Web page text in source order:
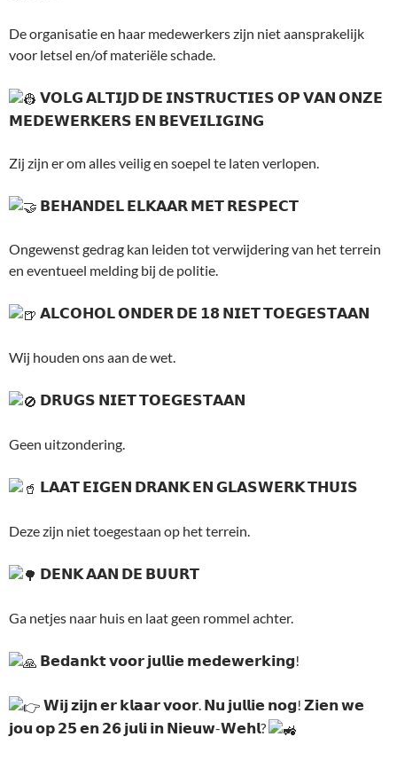
De organisatie en haar medewerkers zijn niet aansprakelijk
voor letsel en/of materiële schade.
𝗩𝗢𝗟𝗚 𝗔𝗟𝗧𝗜𝗝𝗗 𝗗𝗘 𝗜𝗡𝗦𝗧𝗥𝗨𝗖𝗧𝗜𝗘𝗦 𝗢𝗣 𝗩𝗔𝗡 𝗢𝗡𝗭𝗘
𝗠𝗘𝗗𝗘𝗪𝗘𝗥𝗞𝗘𝗥𝗦 𝗘𝗡 𝗕𝗘𝗩𝗘𝗜𝗟𝗜𝗚𝗜𝗡𝗚
Zij zijn er om alles veilig en soepel te laten verlopen.
𝗕𝗘𝗛𝗔𝗡𝗗𝗘𝗟 𝗘𝗟𝗞𝗔𝗔𝗥 𝗠𝗘𝗧 𝗥𝗘𝗦𝗣𝗘𝗖𝗧
Ongewenst gedrag kan leiden tot verwijdering van het terrein
en eventueel melding bij de politie.
𝗔𝗟𝗖𝗢𝗛𝗢𝗟 𝗢𝗡𝗗𝗘𝗥 𝗗𝗘 𝟭𝟴 𝗡𝗜𝗘𝗧 𝗧𝗢𝗘𝗚𝗘𝗦𝗧𝗔𝗔𝗡
Wij houden ons aan de wet.
𝗗𝗥𝗨𝗚𝗦 𝗡𝗜𝗘𝗧 𝗧𝗢𝗘𝗚𝗘𝗦𝗧𝗔𝗔𝗡
Geen uitzondering.
𝗟𝗔𝗔𝗧 𝗘𝗜𝗚𝗘𝗡 𝗗𝗥𝗔𝗡𝗞 𝗘𝗡 𝗚𝗟𝗔𝗦𝗪𝗘𝗥𝗞 𝗧𝗛𝗨𝗜𝗦
Deze zijn niet toegestaan op het terrein.
𝗗𝗘𝗡𝗞 𝗔𝗔𝗡 𝗗𝗘 𝗕𝗨𝗨𝗥𝗧
Ga netjes naar huis en laat geen rommel achter.
𝗕𝗲𝗱𝗮𝗻𝗸𝘁 𝘃𝗼𝗼𝗿 𝗷𝘂𝗹𝗹𝗶𝗲 𝗺𝗲𝗱𝗲𝘄𝗲𝗿𝗸𝗶𝗻𝗴!
𝗪𝗶𝗷 𝘇𝗶𝗷𝗻 𝗲𝗿 𝗸𝗹𝗮𝗮𝗿 𝘃𝗼𝗼𝗿. 𝗡𝘂 𝗷𝘂𝗹𝗹𝗶𝗲 𝗻𝗼𝗴! 𝗭𝗶𝗲𝗻 𝘄𝗲
𝗷𝗼𝘂 𝗼𝗽 𝟮𝟱 𝗲𝗻 𝟮𝟲 𝗷𝘂𝗹𝗶 𝗶𝗻 𝗡𝗶𝗲𝘂𝘄-𝗪𝗲𝗵𝗹?